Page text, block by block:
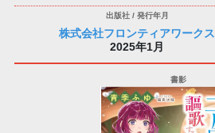
株式会社フロンティアワークス
2025年1月